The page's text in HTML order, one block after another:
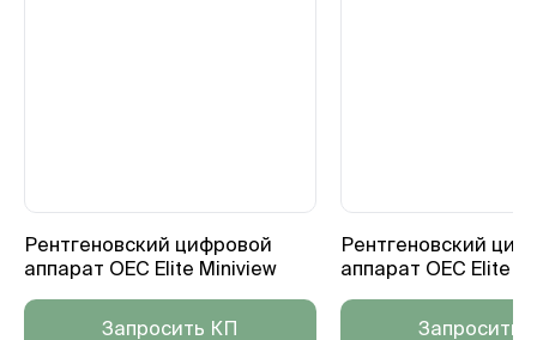
Рентгеновский цифровой
аппарат OEC Elite Miniview
Запросить КП
Рентгеновский
аппарат OEC Elite
Запросить